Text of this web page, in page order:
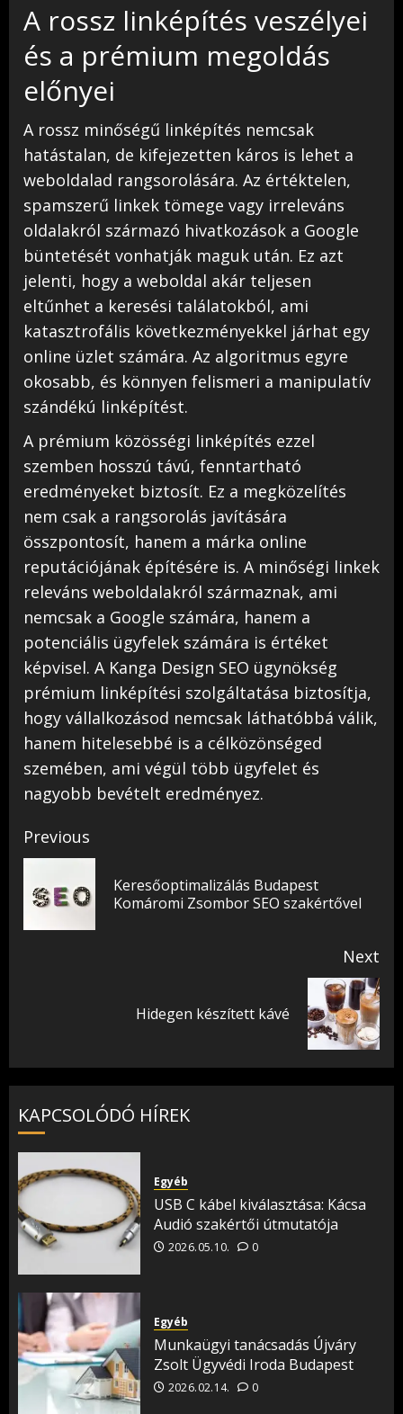
A rossz linképítés veszélyei
és a prémium megoldás
előnyei
A rossz minőségű linképítés nemcsak
hatástalan, de kifejezetten káros is lehet a
weboldalad rangsorolására. Az értéktelen,
spamszerű linkek tömege vagy irreleváns
oldalakról származó hivatkozások a Google
büntetését vonhatják maguk után. Ez azt
jelenti, hogy a weboldal akár teljesen
eltűnhet a keresési találatokból, ami
katasztrofális következményekkel járhat egy
online üzlet számára. Az algoritmus egyre
okosabb, és könnyen felismeri a manipulatív
szándékú linképítést.
A prémium közösségi linképítés ezzel
szemben hosszú távú, fenntartható
eredményeket biztosít. Ez a megközelítés
nem csak a rangsorolás javítására
összpontosít, hanem a márka online
reputációjának építésére is. A minőségi linkek
releváns weboldalakról származnak, ami
nemcsak a Google számára, hanem a
potenciális ügyfelek számára is értéket
képvisel. A Kanga Design SEO ügynökség
prémium linképítési szolgáltatása biztosítja,
hogy vállalkozásod nemcsak láthatóbbá válik,
hanem hitelesebbé is a célközönséged
szemében, ami végül több ügyfelet és
nagyobb bevételt eredményez.
Post
navigation
Previous
Keresőoptimalizálás Budapest
Komáromi Zsombor SEO szakértővel
Next
Hidegen készített kávé
KAPCSOLÓDÓ HÍREK
Egyéb
USB C kábel kiválasztása: Kácsa
Audió szakértői útmutatója
2026.05.10. 0
Egyéb
Munkaügyi tanácsadás Újváry
Zsolt Ügyvédi Iroda Budapest
2026.02.14. 0